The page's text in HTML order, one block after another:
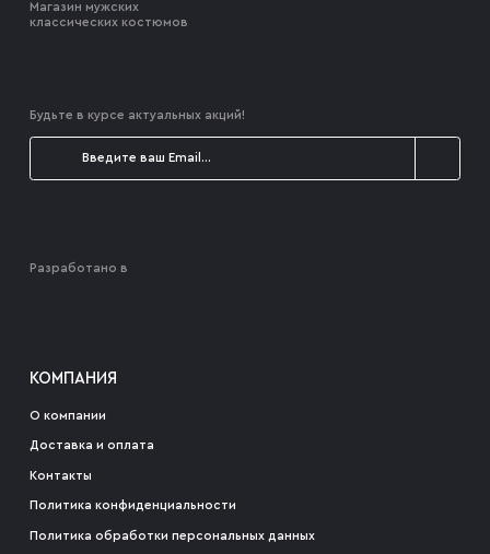
Магазин мужских
классических костюмов
Будьте в курсе актуальных акций!
Разработано в
КОМПАНИЯ
О компании
Доставка и оплата
Контакты
Политика конфиденциальности
Политика обработки персональных данных